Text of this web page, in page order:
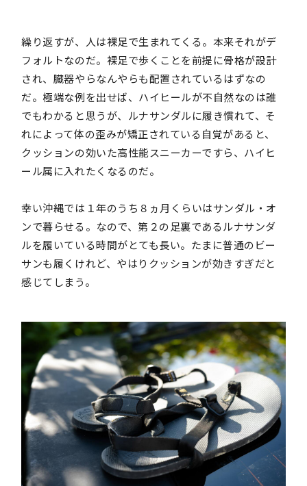
繰り返すが、人は裸足で生まれてくる。本来それがデ
フォルトなのだ。裸足で歩くことを前提に骨格が設計
され、臓器やらなんやらも配置されているはずなの
だ。極端な例を出せば、ハイヒールが不自然なのは誰
でもわかると思うが、ルナサンダルに履き慣れて、そ
れによって体の歪みが矯正されている自覚があると、
クッションの効いた高性能スニーカーですら、ハイヒ
ール属に入れたくなるのだ。
幸い沖縄では１年のうち８ヵ月くらいはサンダル・オ
ンで暮らせる。なので、第２の足裏であるルナサンダ
ルを履いている時間がとても長い。たまに普通のビー
サンも履くけれど、やはりクッションが効きすぎだと
感じてしまう。